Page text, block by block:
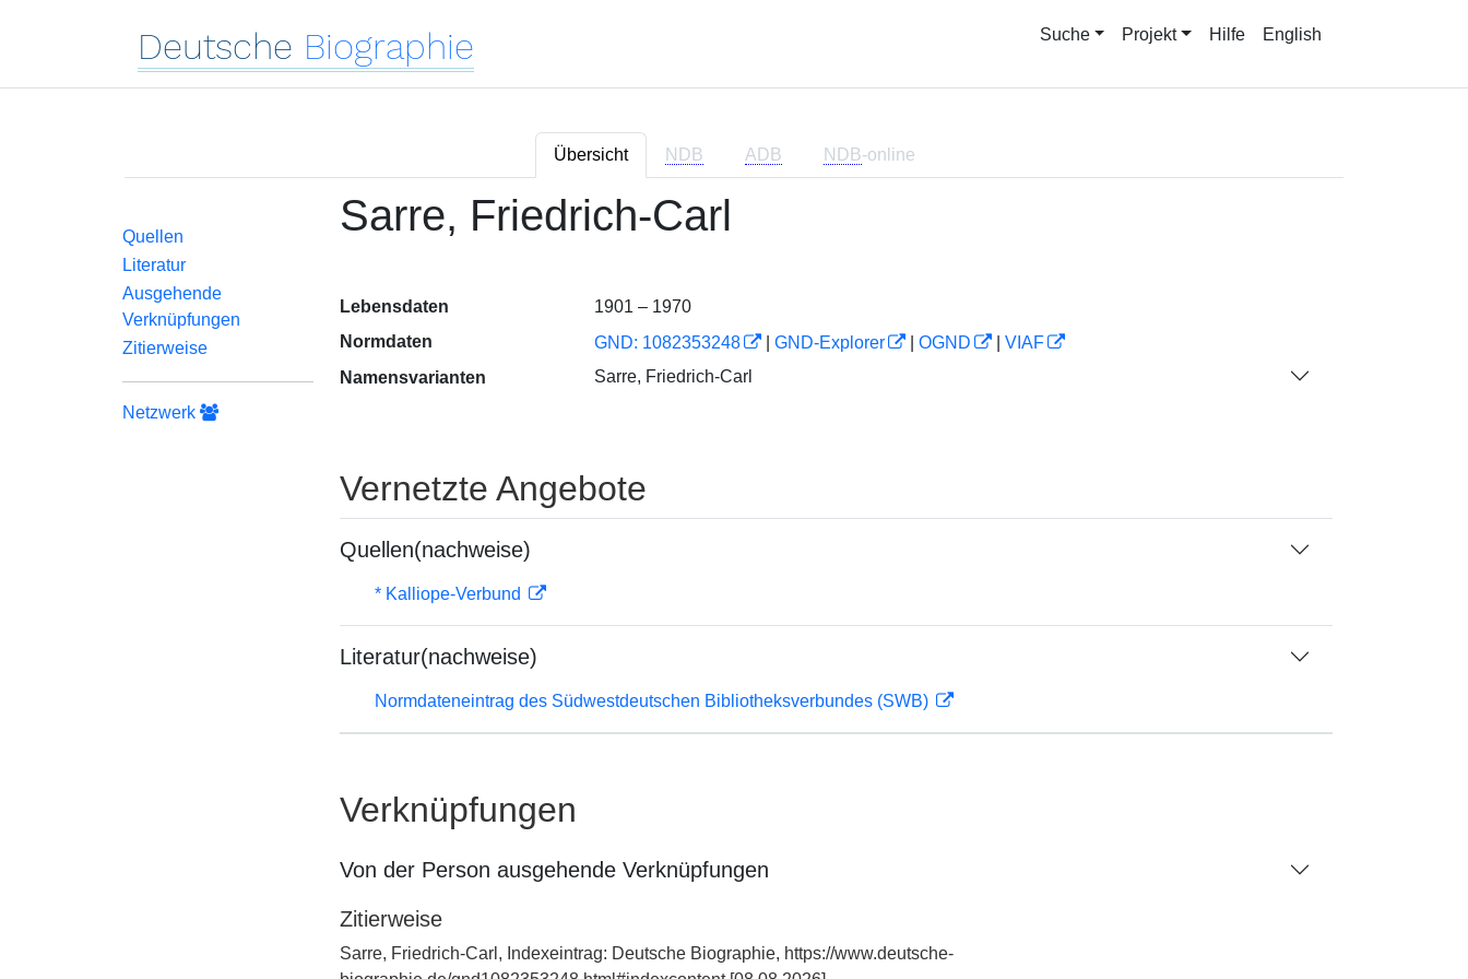
Deutsche Biographie Suche Projekt Hilfe English
Übersicht NDB ADB NDB-online
Quellen
Literatur
Ausgehende
Verknüpfungen
Zitierweise
Netzwerk
Sarre, Friedrich-Carl
Lebensdaten
1901 – 1970
Normdaten
GND: 1082353248 GND-Explorer OGND
VIAF
Namensvarianten
Sarre, Friedrich-Carl
Vernetzte Angebote
Quellen(nachweise)
* Kalliope-Verbund
Literatur(nachweise)
Normdateneintrag des Südwestdeutschen Bibliotheksverbundes (SWB)
Verknüpfungen
Von der Person ausgehende Verknüpfungen
Zitierweise
Sarre, Friedrich-Carl, Indexeintrag: Deutsche Biographie, https://www.deutsche-